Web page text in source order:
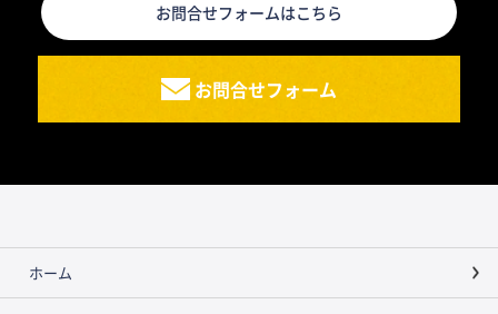
お問合せフォームはこちら
お問合せフォーム
ホーム